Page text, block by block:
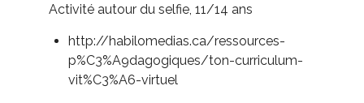
Activité autour du selfie, 11/14 ans
http://habilomedias.ca/ressources-
p%C3%A9dagogiques/ton-curriculum-
vit%C3%A6-virtuel